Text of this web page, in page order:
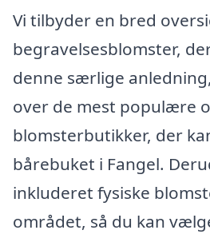
Vi tilbyder en bred
begravelsesblomster,
denne særlige
over de mest populære
blomsterbutikker, der
bårebuket i Fangel.
inkluderet fysiske
området, så du kan